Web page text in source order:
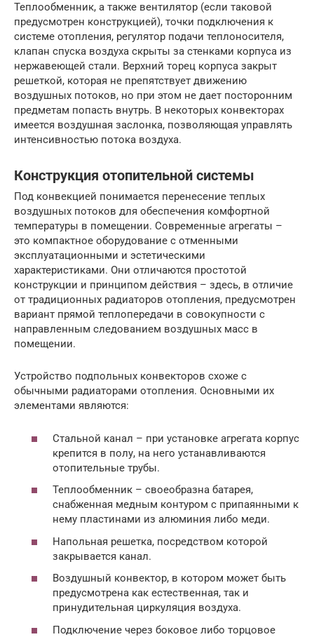
Теплообменник, а также вентилятор (если таковой
предусмотрен конструкцией), точки подключения к
системе отопления, регулятор подачи теплоносителя,
клапан спуска воздуха скрыты за стенками корпуса из
нержавеющей стали. Верхний торец корпуса закрыт
решеткой, которая не препятствует движению
воздушных потоков, но при этом не дает посторонним
предметам попасть внутрь. В некоторых конвекторах
имеется воздушная заслонка, позволяющая управлять
интенсивностью потока воздуха.
Конструкция отопительной системы
Под конвекцией понимается перенесение теплых
воздушных потоков для обеспечения комфортной
температуры в помещении. Современные агрегаты –
это компактное оборудование с отменными
эксплуатационными и эстетическими
характеристиками. Они отличаются простотой
конструкции и принципом действия – здесь, в отличие
от традиционных радиаторов отопления, предусмотрен
вариант прямой теплопередачи в совокупности с
направленным следованием воздушных масс в
помещении.
Устройство подпольных конвекторов схоже с
обычными радиаторами отопления. Основными их
элементами являются:
Стальной канал – при установке агрегата корпус
крепится в полу, на него устанавливаются
отопительные трубы.
Теплообменник – своеобразна батарея,
снабженная медным контуром с припаянными к
нему пластинами из алюминия либо меди.
Напольная решетка, посредством которой
закрывается канал.
Воздушный конвектор, в котором может быть
предусмотрена как естественная, так и
принудительная циркуляция воздуха.
Подключение через боковое либо торцовое